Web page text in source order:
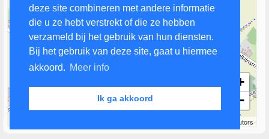
deze site combineren met andere informatie
die u ze hebt verstrekt of die ze hebben
verzameld bij het gebruik van hun diensten.
Bij het gebruik van deze site, gaat u hiermee
akkoord. Meer info
Ik ga akkoord
+
−
contributors